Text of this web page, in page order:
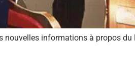
nouvelles informations à propos du